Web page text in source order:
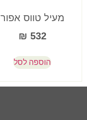
מעיל טווס אפור
532
₪
הוספה לסל